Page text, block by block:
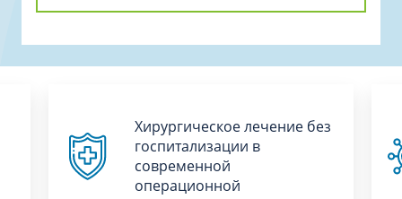
Хирургическое лечение без
госпитализации в
современной
операционной